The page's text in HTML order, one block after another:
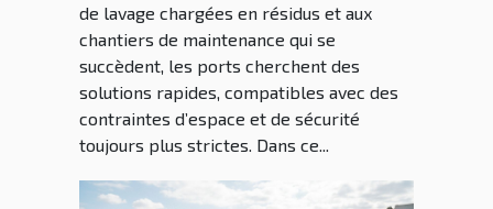
de lavage chargées en résidus et aux
chantiers de maintenance qui se
succèdent, les ports cherchent des
solutions rapides, compatibles avec des
contraintes d’espace et de sécurité
toujours plus strictes. Dans ce...